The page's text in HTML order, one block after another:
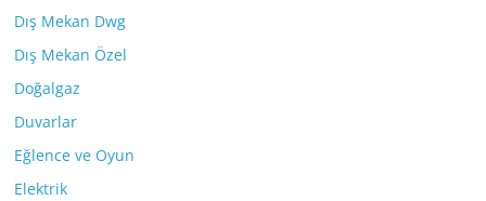
Dış Mekan Dwg
Dış Mekan Özel
Doğalgaz
Duvarlar
Eğlence ve Oyun
Elektrik